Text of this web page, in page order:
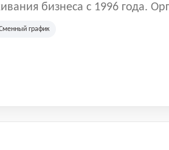
бизнеса с 1996 года.
организаций.
график